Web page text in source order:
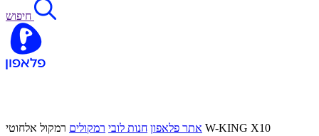
חיפוש
אתר פלאפון חנות לובי רמקולים רמקול אלחוטי W-KING X10